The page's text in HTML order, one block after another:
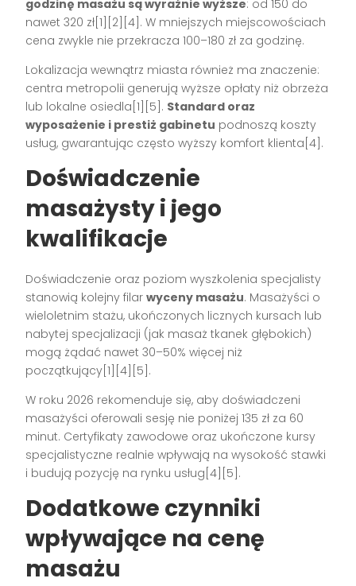
godzinę masażu są wyraźnie wyższe: od 150 do
nawet 320 zł[1][2][4]. W mniejszych miejscowościach
cena zwykle nie przekracza 100–180 zł za godzinę.
Lokalizacja wewnątrz miasta również ma znaczenie:
centra metropolii generują wyższe opłaty niż obrzeża
lub lokalne osiedla[1][5]. Standard oraz
wyposażenie i prestiż gabinetu podnoszą koszty
usług, gwarantując często wyższy komfort klienta[4].
Doświadczenie
masażysty i jego
kwalifikacje
Doświadczenie oraz poziom wyszkolenia specjalisty
stanowią kolejny filarwyceny masażu. Masażyści o
wieloletnim stażu, ukończonych licznych kursach lub
nabytej specjalizacji (jak masaż tkanek głębokich)
mogą żądać nawet 30–50% więcej niż
początkujący[1][4][5].
W roku 2026 rekomenduje się, aby doświadczeni
masażyści oferowali sesję nie poniżej 135 zł za 60
minut. Certyfikaty zawodowe oraz ukończone kursy
specjalistyczne realnie wpływają na wysokość stawki
i budują pozycję na rynku usług[4][5].
Dodatkowe czynniki
wpływające na cenę
masażu